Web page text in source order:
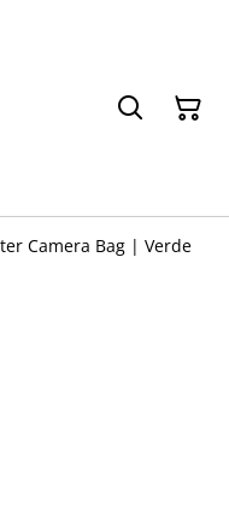
Camera Bag | Verde